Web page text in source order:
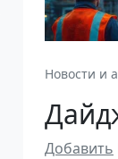
Новости и
Добавить